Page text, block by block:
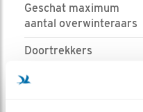
Geschat maximum
aantal overwinteraars
Doortrekkers
Bron: